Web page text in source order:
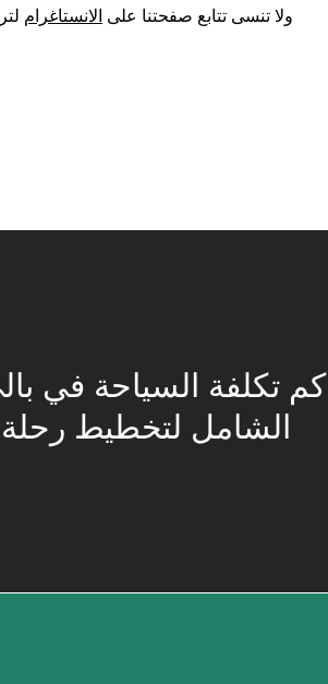
ولا تنسى تتابع صفحتنا على الانستاغرام
كم تكلفة السياحة في
الشامل لتخطيط رحلة